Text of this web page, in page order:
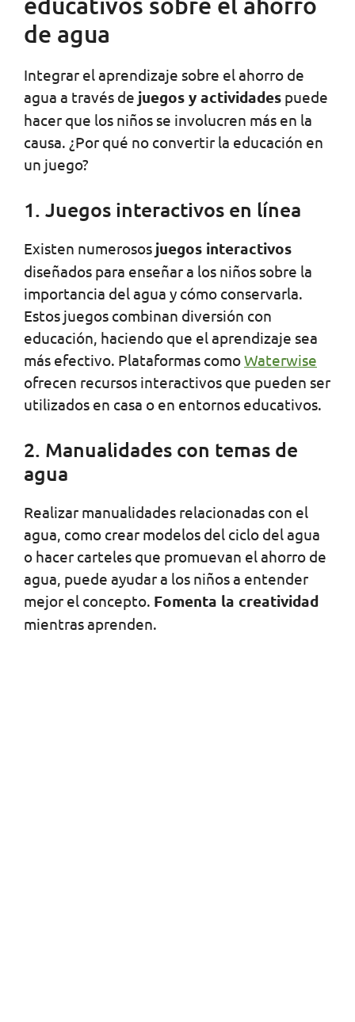
de agua
Integrar el aprendizaje sobre el ahorro de
agua a través de juegos y actividades puede
hacer que los niños se involucren más en la
causa. ¿Por qué no convertir la educación en
un juego?
1. Juegos interactivos en línea
Existen numerosos juegos interactivos
diseñados para enseñar a los niños sobre la
importancia del agua y cómo conservarla.
Estos juegos combinan diversión con
educación, haciendo que el aprendizaje sea
más efectivo. Plataformas comoWaterwise
ofrecen recursos interactivos que pueden ser
utilizados en casa o en entornos educativos.
2. Manualidades con temas de
agua
Realizar manualidades relacionadas con el
agua, como crear modelos del ciclo del agua
o hacer carteles que promuevan el ahorro de
agua, puede ayudar a los niños a entender
mejor el concepto. Fomenta la creatividad
mientras aprenden.